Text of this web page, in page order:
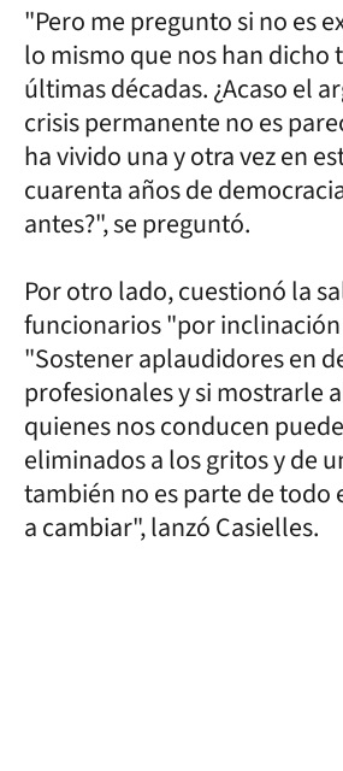
"Pero me pregunto si no es
lo mismo que nos han dicho
últimas décadas. ¿Acaso el
crisis permanente no es
ha vivido una y otra vez en
cuarenta años de
antes?", se preguntó.
Por otro lado, cuestionó la
funcionarios "por
"Sostener aplaudidores en
profesionales y si mostrarle
quienes nos conducen
eliminados a los gritos y de
también no es parte de todo
a cambiar", lanzó Casielles.